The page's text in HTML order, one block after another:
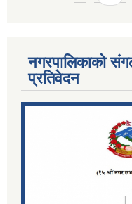
नगरपालिकाको
प्रतिवेदन